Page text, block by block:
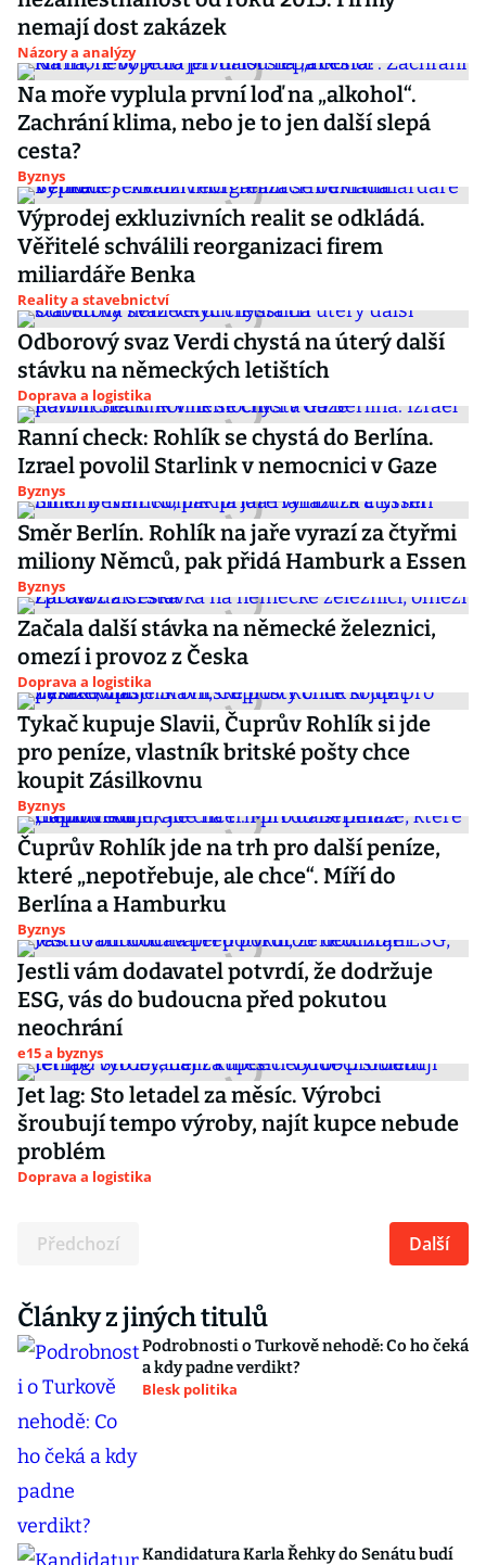
nemají dost zakázek
Názory a analýzy
Na moře vyplula první loď na „alkohol“.
Zachrání klima, nebo je to jen další slepá
cesta?
Byznys
Výprodej exkluzivních realit se odkládá.
Věřitelé schválili reorganizaci firem
miliardáře Benka
Reality a stavebnictví
Odborový svaz Verdi chystá na úterý další
stávku na německých letištích
Doprava a logistika
Ranní check: Rohlík se chystá do Berlína.
Izrael povolil Starlink v nemocnici v Gaze
Byznys
Směr Berlín. Rohlík na jaře vyrazí za čtyřmi
miliony Němců, pak přidá Hamburk a Essen
Byznys
Začala další stávka na německé železnici,
omezí i provoz z Česka
Doprava a logistika
Tykač kupuje Slavii, Čuprův Rohlík si jde
pro peníze, vlastník britské pošty chce
koupit Zásilkovnu
Byznys
Čuprův Rohlík jde na trh pro další peníze,
které „nepotřebuje, ale chce“. Míří do
Berlína a Hamburku
Byznys
Jestli vám dodavatel potvrdí, že dodržuje
ESG, vás do budoucna před pokutou
neochrání
e15 a byznys
Jet lag: Sto letadel za měsíc. Výrobci
šroubují tempo výroby, najít kupce nebude
problém
Doprava a logistika
Předchozí Další
Články z jiných titulů
Podrobnosti o Turkově nehodě: Co ho čeká
a kdy padne verdikt?
Blesk politika
Kandidatura Karla Řehky do Senátu budí